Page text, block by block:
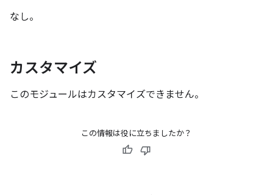
なし。
カスタマイズ
このモジュールはカスタマイズできません。
この情報は役に立ちましたか？